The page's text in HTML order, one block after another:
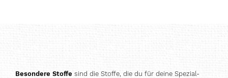
Besondere Stoffe sind die Stoffe, die du für deine Spezial-